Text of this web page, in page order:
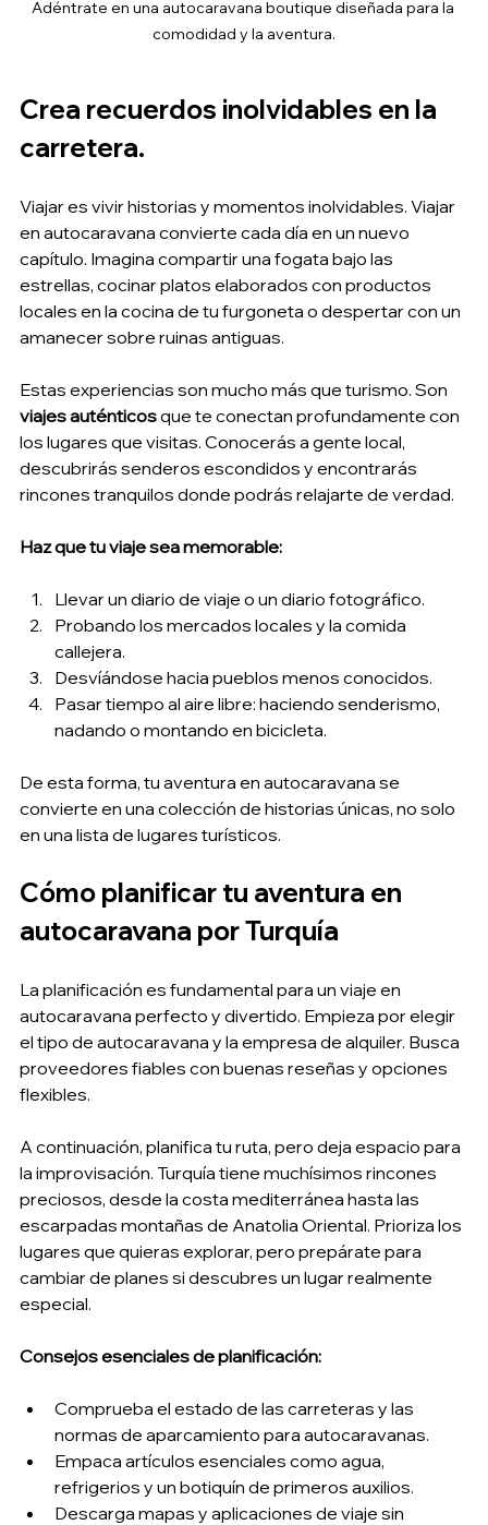
Adéntrate en una autocaravana boutique diseñada para la
comodidad y la aventura.
Crea recuerdos inolvidables en la
carretera.
Viajar es vivir historias y momentos inolvidables. Viajar
en autocaravana convierte cada día en un nuevo
capítulo. Imagina compartir una fogata bajo las
estrellas, cocinar platos elaborados con productos
locales en la cocina de tu furgoneta o despertar con un
amanecer sobre ruinas antiguas.
Estas experiencias son mucho más que turismo. Son
viajes auténticos que te conectan profundamente con
los lugares que visitas. Conocerás a gente local,
descubrirás senderos escondidos y encontrarás
rincones tranquilos donde podrás relajarte de verdad.
Haz que tu viaje sea memorable:
Llevar un diario de viaje o un diario fotográfico.
Probando los mercados locales y la comida
callejera.
Desvíándose hacia pueblos menos conocidos.
Pasar tiempo al aire libre: haciendo senderismo,
nadando o montando en bicicleta.
De esta forma, tu aventura en autocaravana se
convierte en una colección de historias únicas, no solo
en una lista de lugares turísticos.
Cómo planificar tu aventura en
autocaravana por Turquía
La planificación es fundamental para un viaje en
autocaravana perfecto y divertido. Empieza por elegir
el tipo de autocaravana y la empresa de alquiler. Busca
proveedores fiables con buenas reseñas y opciones
flexibles.
A continuación, planifica tu ruta, pero deja espacio para
la improvisación. Turquía tiene muchísimos rincones
preciosos, desde la costa mediterránea hasta las
escarpadas montañas de Anatolia Oriental. Prioriza los
lugares que quieras explorar, pero prepárate para
cambiar de planes si descubres un lugar realmente
especial.
Consejos esenciales de planificación:
Comprueba el estado de las carreteras y las
normas de aparcamiento para autocaravanas.
Empaca artículos esenciales como agua,
refrigerios y un botiquín de primeros auxilios.
Descarga mapas y aplicaciones de viaje sin